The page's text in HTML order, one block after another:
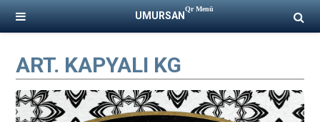
UMURSAN
Qr Menü
ART. KAPYALI KG